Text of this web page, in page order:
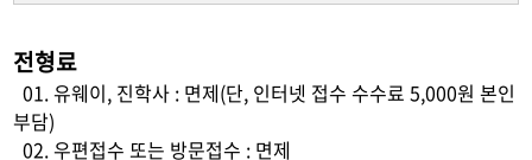
전형료
01. 유웨이, 진학사 : 면제(단, 인터넷 접수 수수료 5,000원 본인
부담)
02. 우편접수 또는 방문접수 : 면제